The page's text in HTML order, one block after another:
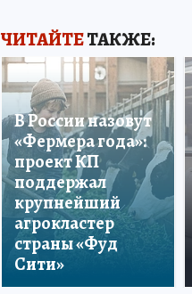
ЧИТАЙТЕТАКЖЕ:
В России назовут
«Фермера года»:
проект КП
поддержал
крупнейший
агрокластер
страны «Фуд
Сити»